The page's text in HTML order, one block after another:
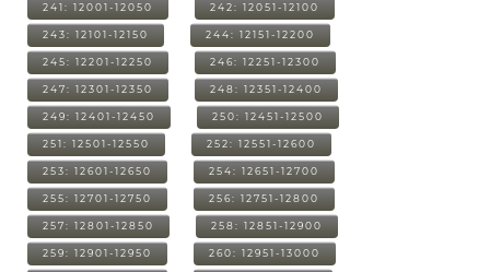
241: 12001-12050 242: 12051-12100
243: 12101-12150 244: 12151-12200
245: 12201-12250 246: 12251-12300
247: 12301-12350 248: 12351-12400
249: 12401-12450 250: 12451-12500
251: 12501-12550 252: 12551-12600
253: 12601-12650 254: 12651-12700
255: 12701-12750 256: 12751-12800
257: 12801-12850 258: 12851-12900
259: 12901-12950 260: 12951-13000